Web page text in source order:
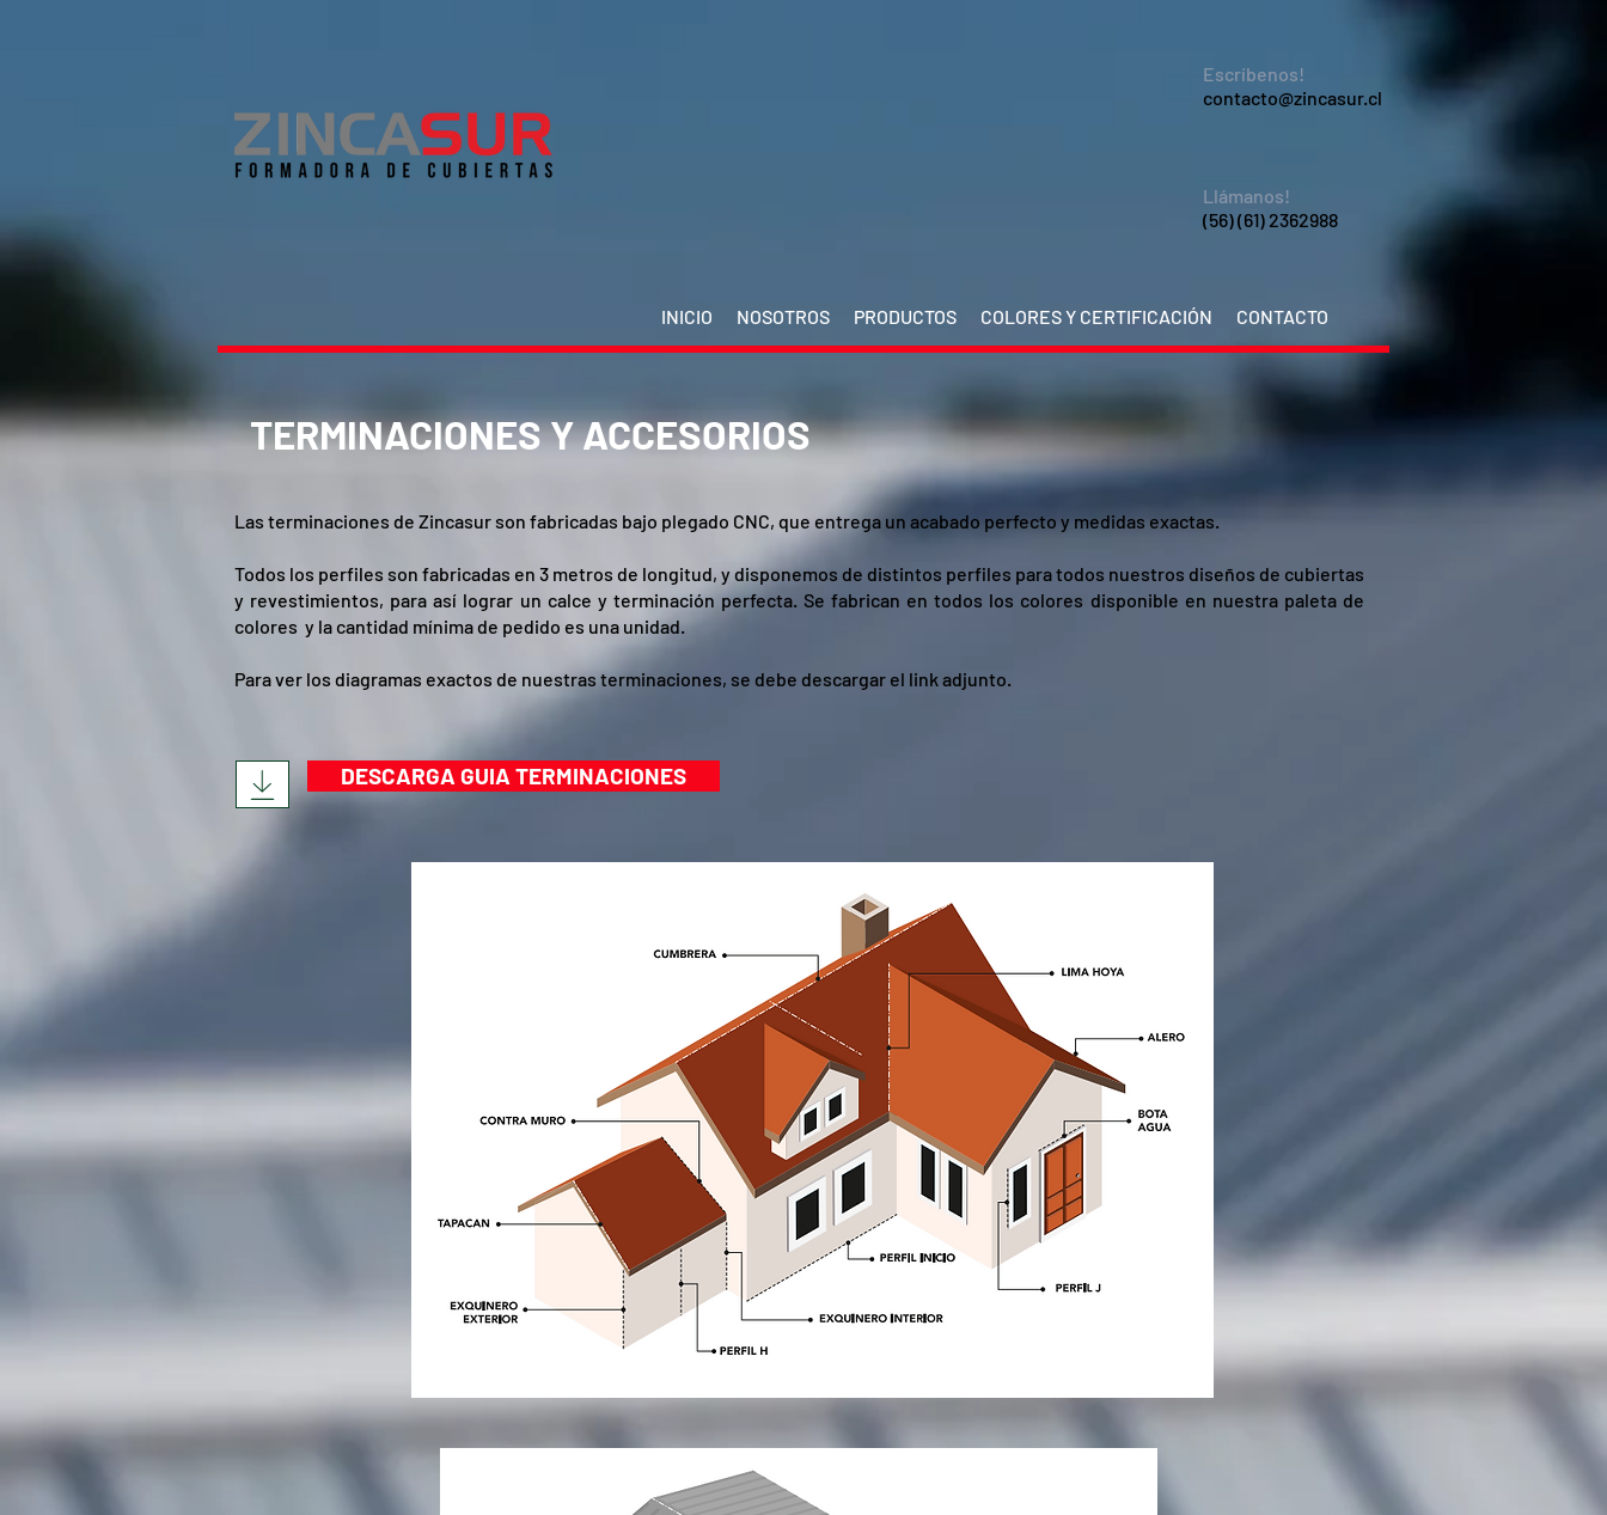
Escríbenos!
contacto@zincasur.cl
Llámanos!
(56) (61) 2362988
INICIO NOSOTROS PRODUCTOS COLORES Y CERTIFICACIÓN CONTACTO
TERMINACIONES Y ACCESORIOS
Las terminaciones de Zincasur son fabricadas bajo plegado CNC, que entrega un acabado perfecto y medidas exactas.
Todos los perfiles son fabricadas en 3 metros de longitud, y disponemos de distintos perfiles para todos nuestros diseños de cubiertas
y revestimientos, para así lograr un calce y terminación perfecta. Se fabrican en todos los colores disponible en nuestra paleta de
colores y la cantidad mínima de pedido es una unidad.
Para ver los diagramas exactos de nuestras terminaciones, se debe descargar el link adjunto.
DESCARGA GUIA TERMINACIONES